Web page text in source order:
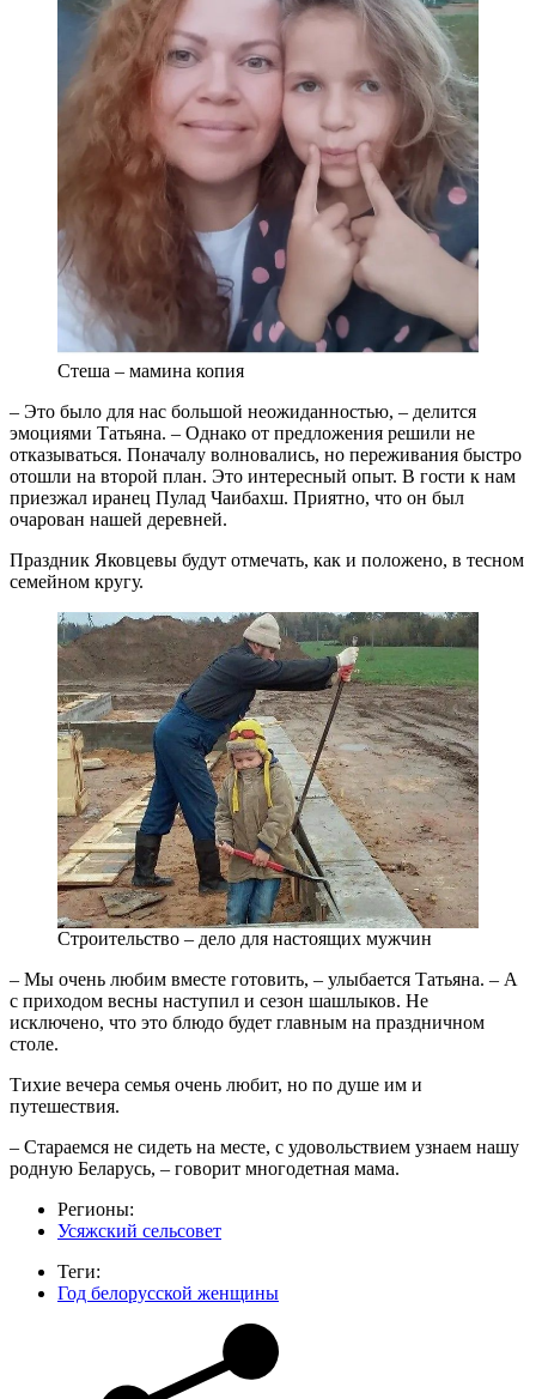
Стеша – мамина копия
– Это было для нас большой неожиданностью, – делится
эмоциями Татьяна. – Однако от предложения решили не
отказываться. Поначалу волновались, но переживания быстро
отошли на второй план. Это интересный опыт. В гости к нам
приезжал иранец Пулад Чаибахш. Приятно, что он был
очарован нашей деревней.
Праздник Яковцевы будут отмечать, как и положено, в тесном
семейном кругу.
Строительство – дело для настоящих мужчин
– Мы очень любим вместе готовить, – улыбается Татьяна. – А
с приходом весны наступил и сезон шашлыков. Не
исключено, что это блюдо будет главным на праздничном
столе.
Тихие вечера семья очень любит, но по душе им и
путешествия.
– Стараемся не сидеть на месте, с удовольствием узнаем нашу
родную Беларусь, – говорит многодетная мама.
Регионы:
Усяжский сельсовет
Теги:
Год белорусской женщины